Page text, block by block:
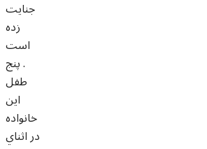
جنايت
زده
است
. پنج
طفل
اين
خانواده
در اثناي